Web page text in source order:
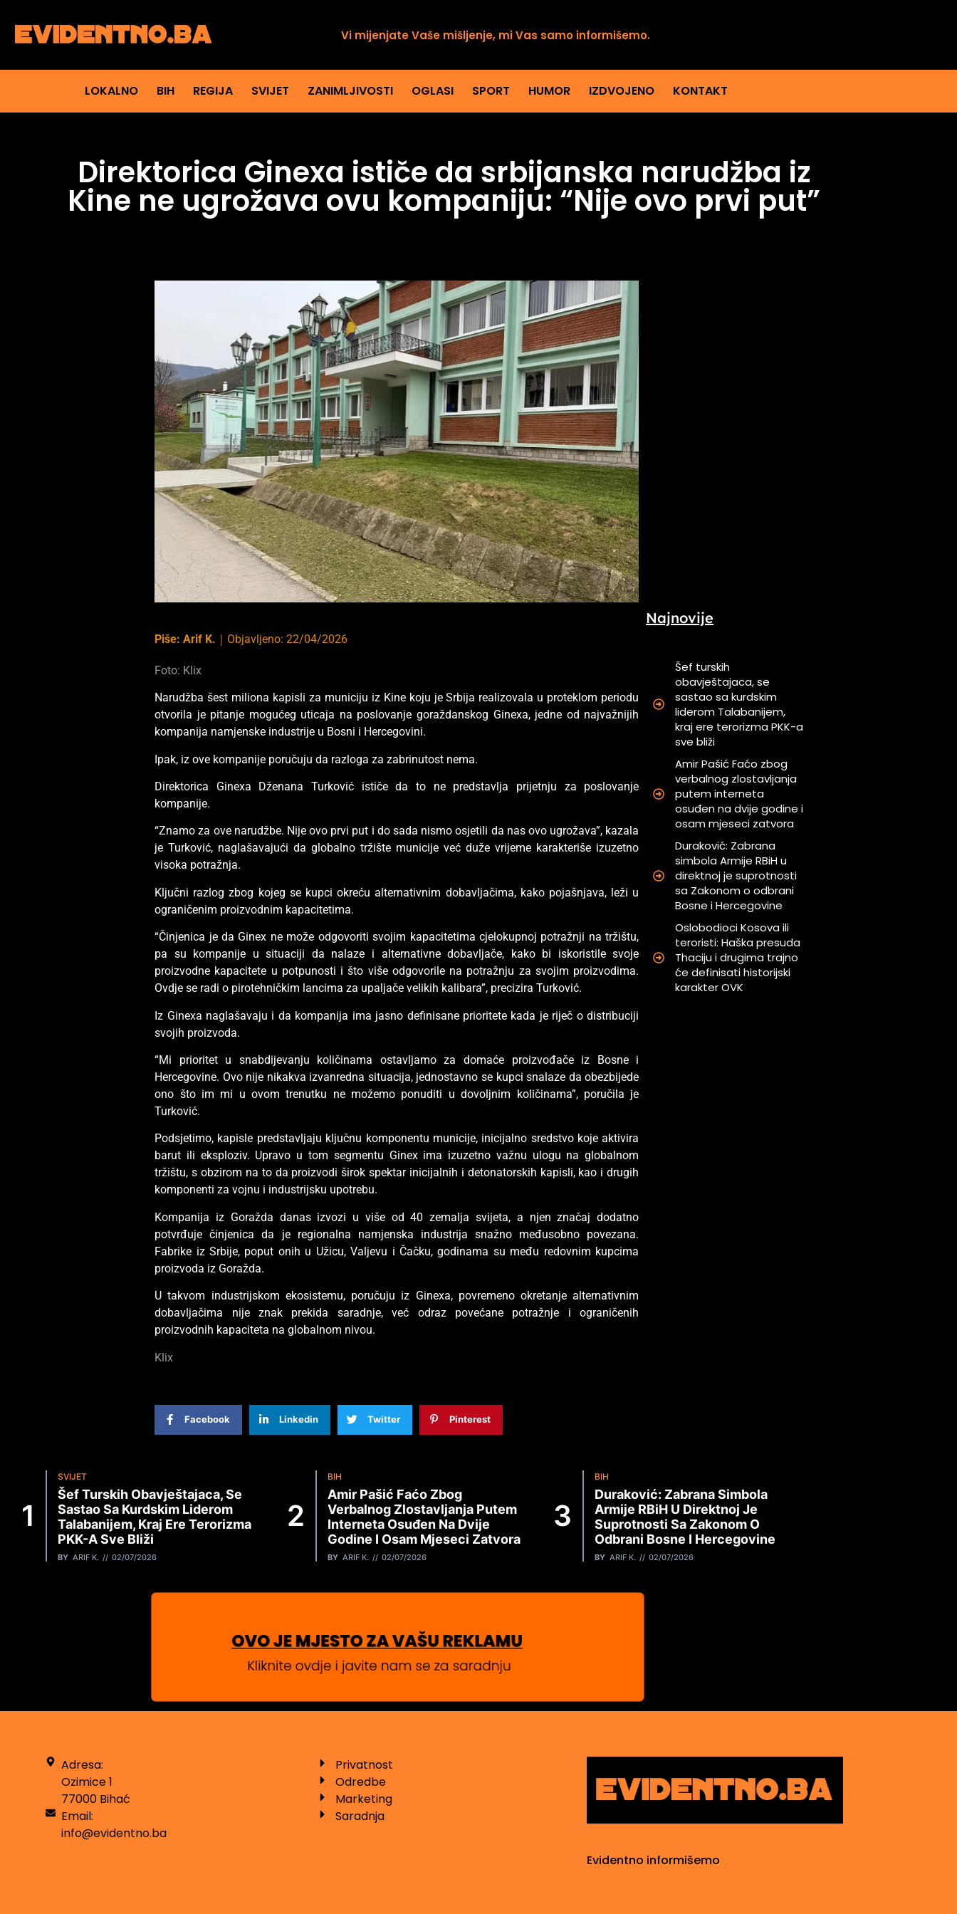
Vi mijenjate Vaše mišljenje, mi Vas samo informišemo.
LOKALNO BIH REGIJA SVIJET ZANIMLJIVOSTI OGLASI SPORT HUMOR IZDVOJENO KONTAKT
Direktorica Ginexa ističe da srbijanska narudžba iz
Kine ne ugrožava ovu kompaniju: “Nije ovo prvi put”
Piše: Arif K. ｜ Objavljeno:22/04/2026
Foto: Klix
Narudžba šest miliona kapisli za municiju iz Kine koju je Srbija realizovala u proteklom periodu
otvorila je pitanje mogućeg uticaja na poslovanje goraždanskog Ginexa, jedne od najvažnijih
kompanija namjenske industrije u Bosni i Hercegovini.
Ipak, iz ove kompanije poručuju da razloga za zabrinutost nema.
Direktorica Ginexa Dženana Turković ističe da to ne predstavlja prijetnju za poslovanje
kompanije.
“Znamo za ove narudžbe. Nije ovo prvi put i do sada nismo osjetili da nas ovo ugrožava”, kazala
je Turković, naglašavajući da globalno tržište municije već duže vrijeme karakteriše izuzetno
visoka potražnja.
Ključni razlog zbog kojeg se kupci okreću alternativnim dobavljačima, kako pojašnjava, leži u
ograničenim proizvodnim kapacitetima.
“Činjenica je da Ginex ne može odgovoriti svojim kapacitetima cjelokupnoj potražnji na tržištu,
pa su kompanije u situaciji da nalaze i alternativne dobavljače, kako bi iskoristile svoje
proizvodne kapacitete u potpunosti i što više odgovorile na potražnju za svojim proizvodima.
Ovdje se radi o pirotehničkim lancima za upaljače velikih kalibara”, precizira Turković.
Iz Ginexa naglašavaju i da kompanija ima jasno definisane prioritete kada je riječ o distribuciji
svojih proizvoda.
“Mi prioritet u snabdijevanju količinama ostavljamo za domaće proizvođače iz Bosne i
Hercegovine. Ovo nije nikakva izvanredna situacija, jednostavno se kupci snalaze da obezbijede
ono što im mi u ovom trenutku ne možemo ponuditi u dovoljnim količinama”, poručila je
Turković.
Podsjetimo, kapisle predstavljaju ključnu komponentu municije, inicijalno sredstvo koje aktivira
barut ili eksploziv. Upravo u tom segmentu Ginex ima izuzetno važnu ulogu na globalnom
tržištu, s obzirom na to da proizvodi širok spektar inicijalnih i detonatorskih kapisli, kao i drugih
komponenti za vojnu i industrijsku upotrebu.
Kompanija iz Goražda danas izvozi u više od 40 zemalja svijeta, a njen značaj dodatno
potvrđuje činjenica da je regionalna namjenska industrija snažno međusobno povezana.
Fabrike iz Srbije, poput onih u Užicu, Valjevu i Čačku, godinama su među redovnim kupcima
proizvoda iz Goražda.
U takvom industrijskom ekosistemu, poručuju iz Ginexa, povremeno okretanje alternativnim
dobavljačima nije znak prekida saradnje, već odraz povećane potražnje i ograničenih
proizvodnih kapaciteta na globalnom nivou.
Klix
Facebook Linkedin Twitter Pinterest
Najnovije
Šef turskih
obavještajaca, se
sastao sa kurdskim
liderom Talabanijem,
kraj ere terorizma PKK-a
sve bliži
Amir Pašić Faćo zbog
verbalnog zlostavljanja
putem interneta
osuđen na dvije godine i
osam mjeseci zatvora
Duraković: Zabrana
simbola Armije RBiH u
direktnoj je suprotnosti
sa Zakonom o odbrani
Bosne i Hercegovine
Oslobodioci Kosova ili
teroristi: Haška presuda
Thaciju i drugima trajno
će definisati historijski
karakter OVK
SVIJET
Šef Turskih Obavještajaca, Se
Sastao Sa Kurdskim Liderom
Talabanijem, Kraj Ere Terorizma
PKK-A Sve Bliži
BY ARIF K. 02/07/2026
BIH
Amir Pašić Faćo Zbog
Verbalnog Zlostavljanja Putem
Interneta Osuđen Na Dvije
Godine I Osam Mjeseci Zatvora
BY ARIF K. 02/07/2026
BIH
Duraković: Zabrana Simbola
Armije RBiH U Direktnoj Je
Suprotnosti Sa Zakonom O
Odbrani Bosne I Hercegovine
BY ARIF K. 02/07/2026
Adresa:
Ozimice 1
77000 Bihać
Email:
info@evidentno.ba
Privatnost
Odredbe
Marketing
Saradnja
Evidentno informišemo